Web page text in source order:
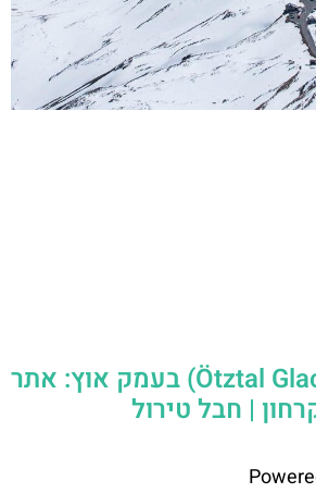
קרחון אוץ (Ötztal Glacier) בעמק אוץ: אתר
| חבל טירול